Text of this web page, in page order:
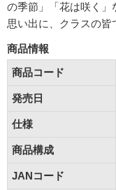
の季節」「花は咲く
思い出に、クラスの皆
商品情報
商品コード
発売日
仕様
商品構成
JANコード